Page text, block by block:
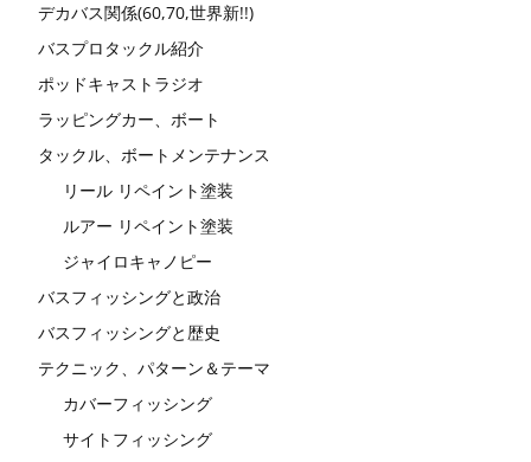
デカバス関係(60,70,世界新!!)
バスプロタックル紹介
ポッドキャストラジオ
ラッピングカー、ボート
タックル、ボートメンテナンス
リール リペイント塗装
ルアー リペイント塗装
ジャイロキャノピー
バスフィッシングと政治
バスフィッシングと歴史
テクニック、パターン＆テーマ
カバーフィッシング
サイトフィッシング